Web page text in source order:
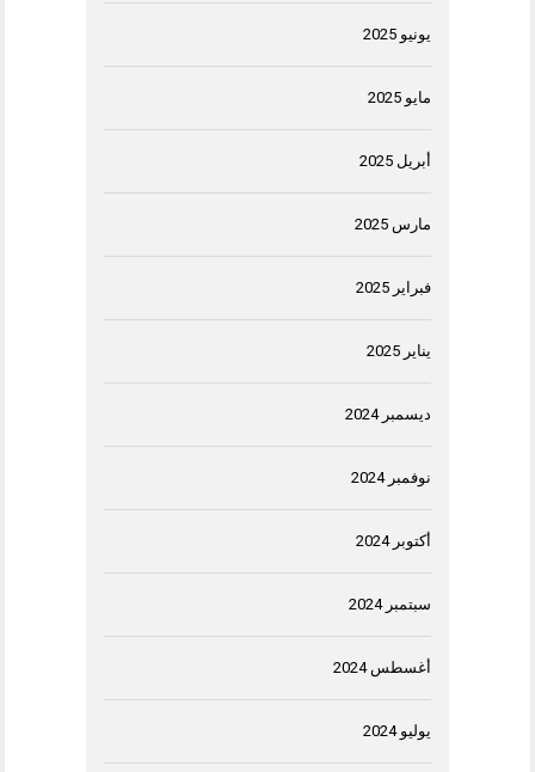
يونيو 2025
مايو 2025
أبريل 2025
مارس 2025
فبراير 2025
يناير 2025
ديسمبر 2024
نوفمبر 2024
أكتوبر 2024
سبتمبر 2024
أغسطس 2024
يوليو 2024